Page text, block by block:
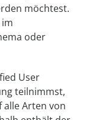
möchtest.
oder
User
teilnimmst,
alle Arten von